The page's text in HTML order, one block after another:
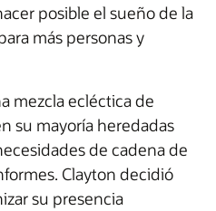
posible el sueño de la
más personas y
mezcla ecléctica de
su mayoría heredadas
de cadena de
Clayton decidió
su presencia